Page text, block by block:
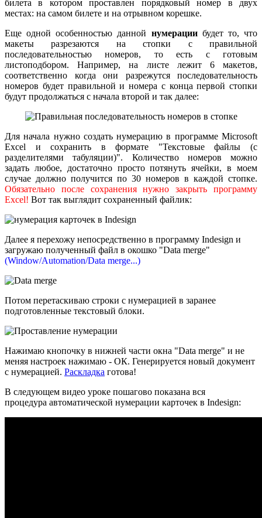
билета в котором проставлен порядковый номер в двух
местах: на самом билете и на отрывном корешке.
Еще одной особенностью данной нумерациибудет то, что
макеты разрезаются на стопки с правильной
последовательностью номеров, то есть с готовым
листоподбором. Например, на листе лежит 6 макетов,
соответственно когда они разрежутся последовательность
номеров будет правильной и номера с конца первой стопки
будут продолжаться с начала второй и так далее:
Для начала нужно создать нумерацию в программе Microsoft
Excel и сохранить в формате "Текстовые файлы (с
разделителями табуляции)". Количество номеров можно
задать любое, достаточно просто потянуть ячейки, в моем
случае должно получится по 30 номеров в каждой стопке.
Обязательно после сохранения нужно закрыть программу
Excel! Вот так выглядит сохраненный файлик:
Далее я перехожу непосредственно в программу Indesign и
загружаю полученный файл в окошко "Data merge"
(Window/Automation/Data merge...)
Потом перетаскиваю строки с нумерацией в заранее
подготовленные текстовый блоки.
Нажимаю кнопочку в нижней части окна "Data merge" и не
меняя настроек нажимаю - ОК. Генерируется новый документ
с нумерацией. Раскладка готова!
В следующем видео уроке пошагово показана вся
процедура автоматической нумерации карточек в Indesign: